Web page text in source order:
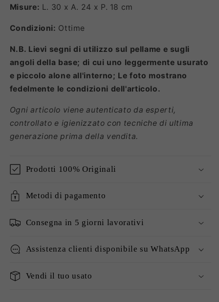
Misure: L. 30 x A. 24 x P. 18 cm
Condizioni: Ottime
N.B. Lievi segni di utilizzo sul pellame e sugli
angoli della base; di cui uno leggermente usurato
e piccolo alone all'interno; Le foto mostrano
fedelmente le condizioni dell'articolo.
Ogni articolo viene autenticato da esperti,
controllato e igienizzato con tecniche di ultima
generazione prima della vendita.
Prodotti 100% Originali
Metodi di pagamento
Consegna in 5 giorni lavorativi
Assistenza clienti disponibile su WhatsApp
Vendi il tuo usato